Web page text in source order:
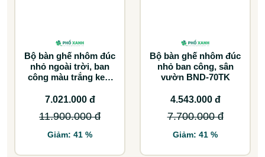
Bộ bàn ghế nhôm đúc
nhỏ ngoài trời, ban
công màu trắng kem
7.021.000 đ
11.900.000 đ
Giảm: 41 %
Bộ bàn ghế nhôm đúc
nhỏ ban công, sân
vườn BND-70TK
4.543.000 đ
7.700.000 đ
Giảm: 41 %